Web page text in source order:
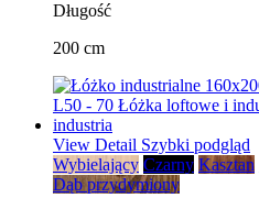
Długość
200 cm
View Detail Szybki podgląd
Wybielający Czarny Kasztan
Dąb przydymiony